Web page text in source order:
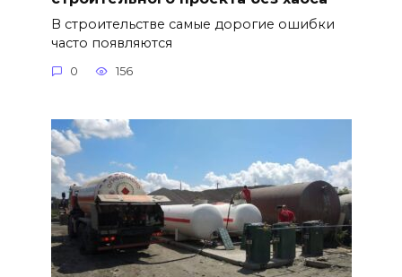
В строительстве самые дорогие ошибки
часто появляются
0 156